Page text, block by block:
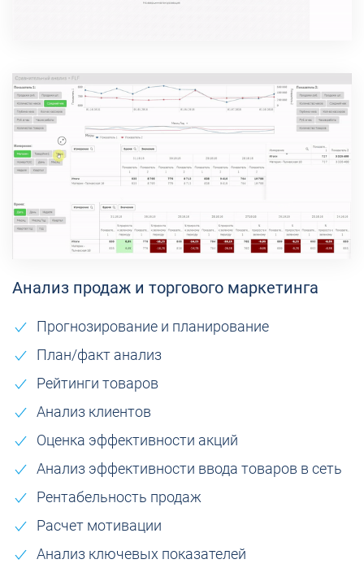
Посмотреть демо-версию
Анализ продаж и торгового маркетинга
Прогнозирование и планирование
План/факт анализ
Рейтинги товаров
Анализ клиентов
Оценка эффективности акций
Анализ эффективности ввода товаров в сеть
Рентабельность продаж
Расчет мотивации
Анализ ключевых показателей